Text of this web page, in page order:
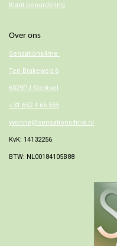
Klant beoordeling
Over ons
Sensations4me
Ten Brakeweg 6
6029PJ Sterksel
+31 652 4 66 555
yvonne@sensations4me.nl
KvK: 14132256
BTW: NL00184105B88